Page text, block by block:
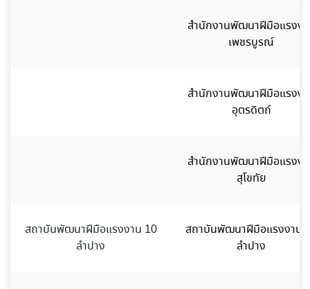
สำนักงานพัฒนาฝีมือแรงง
เพชรบูรณ์
สำนักงานพัฒนาฝีมือแรงง
อุตรดิตถ์
สำนักงานพัฒนาฝีมือแรงง
สุโขทัย
สถาบันพัฒนาฝีมือแรงงาน 10
ลำปาง
สถาบันพัฒนาฝีมือแรงงาน
ลำปาง